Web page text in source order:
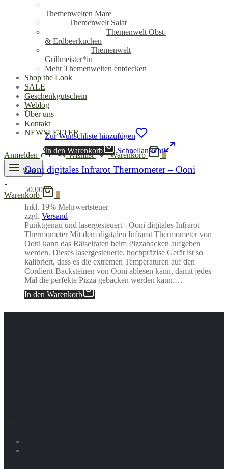
Themenwelten Mare
Themenwelt Salat
Themenwelt Obst-
& Erdbeerkuchen
Themenwelt
Grillmeister*in
Mehr Themenwelten entdecken
Shop the Look
SALE
Geschenkgutschein
Weblog
Über uns
Kontakt
NEWSLETTER
Anmelden Wishlist Warenkorb 0
Menu
Warenkorb
Zur Wunschliste hinzufügen
In den Warenkorb
Schnellansicht
Ooni digitales Infrarot Thermometer – Ooni
50,00€
Inkl. 19% Mehrwertsteuer
zzgl. Versand
Punktgenau und lasergesteuert - Ooni digitales Infrarot
Thermometer Mit dem digitalen Infrarot Thermometer von
Ooni kann das Rätselraten beim Pizzabacken aufgeben
werden. Dieses lasergesteuerte, hochpräzise Gerät ist so
kalibriert, dass es die extremen Temperaturen auf den
Cordierit-Backsteinen von Ooni ablesen kann, damit jedes
Mal die perfekte Pizza gebacken werden kann.…
In den Warenkorb